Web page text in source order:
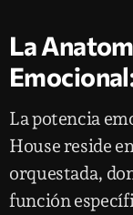
La
La potencia
House reside
orquestada,
función